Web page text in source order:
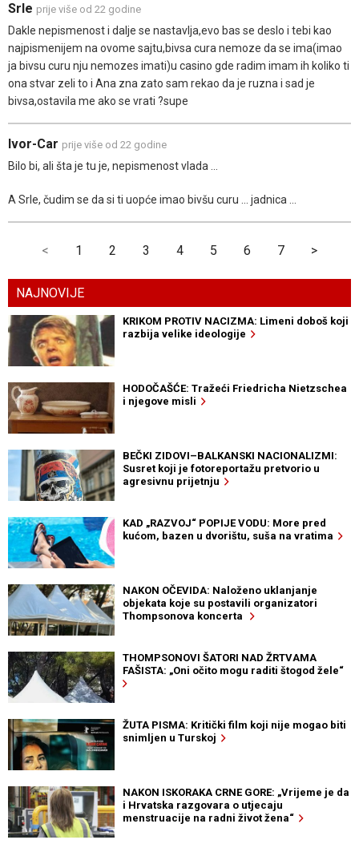
Srle prije više od 22 godine
Dakle nepismenost i dalje se nastavlja,evo bas se deslo i tebi kao
najpismenijem na ovome sajtu,bivsa cura nemoze da se ima(imao
ja bivsu curu nju nemozes imati)u casino gde radim imam ih koliko ti
ona stvar zeli to i Ana zna zato sam rekao da je ruzna i sad je
bivsa,ostavila me ako se vrati ?supe
Ivor-Car prije više od 22 godine
Bilo bi, ali šta je tu je, nepismenost vlada ...
A Srle, čudim se da si ti uopće imao bivšu curu ... jadnica ...
< 1 2 3 4 5 6 7 >
NAJNOVIJE
KRIKOM PROTIV NACIZMA: Limeni doboš koji
razbija velike ideologije
HODOČAŠĆE: Tražeći Friedricha Nietzschea
i njegove misli
BEČKI ZIDOVI–BALKANSKI NACIONALIZMI:
Susret koji je fotoreportažu pretvorio u
agresivnu prijetnju
KAD „RAZVOJ“ POPIJE VODU: More pred
kućom, bazen u dvorištu, suša na vratima
NAKON OČEVIDA: Naloženo uklanjanje
objekata koje su postavili organizatori
Thompsonova koncerta
THOMPSONOVI ŠATORI NAD ŽRTVAMA
FAŠISTA: „Oni očito mogu raditi štogod žele“
ŽUTA PISMA: Kritički film koji nije mogao biti
snimljen u Turskoj
NAKON ISKORAKA CRNE GORE: „Vrijeme je da
i Hrvatska razgovara o utjecaju
menstruacije na radni život žena“